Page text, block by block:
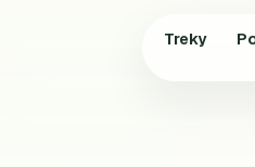
Treky